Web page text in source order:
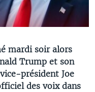
mardi soir alors
Trump et son
président Joe
des voix dans